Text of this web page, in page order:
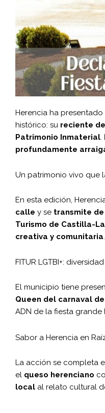
Herencia ha presentado
histórico: su reciente
Patrimonio Inmaterial.
profundamente
Un patrimonio vivo que
En esta edición,
calle y se transmite
Turismo de Castilla-
creativa y comunitaria.
FITUR LGTBI+:
El municipio tiene
Queen del carnaval
ADN de la fiesta grande
Sabor a Herencia en
La acción se completa
el queso herenciano
local al relato cultural